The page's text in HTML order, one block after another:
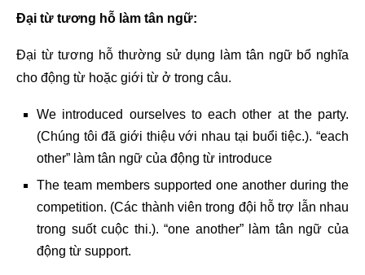
Đại từ tương hỗ làm tân ngữ:
Đại từ tương hỗ thường sử dụng làm tân ngữ bổ nghĩa
cho động từ hoặc giới từ ở trong câu.
We introduced ourselves to each other at the party.
(Chúng tôi đã giới thiệu với nhau tại buổi tiệc.). “each
other” làm tân ngữ của động từ introduce
The team members supported one another during the
competition. (Các thành viên trong đội hỗ trợ lẫn nhau
trong suốt cuộc thi.). “one another” làm tân ngữ của
động từ support.